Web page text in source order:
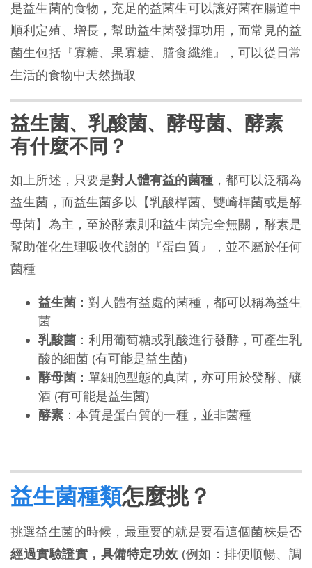
是益生菌的食物，充足的益菌生可以讓好菌在腸道中
順利定殖、增長，幫助益生菌發揮功用，而常見的益
菌生包括『寡糖、果寡糖、膳食纖維』，可以從日常
生活的食物中天然攝取
益生菌、乳酸菌、酵母菌、酵素
有什麼不同？
如上所述，只要是對人體有益的菌種，都可以泛稱為
益生菌，而益生菌多以【乳酸桿菌、雙崎桿菌或是酵
母菌】為主，至於酵素則和益生菌完全無關，酵素是
幫助催化生理吸收代謝的『蛋白質』，並不屬於任何
菌種
益生菌 ：對人體有益處的菌種，都可以稱為益生
菌
乳酸菌 ：利用葡萄糖或乳酸進行發酵，可產生乳
酸的細菌 (有可能是益生菌)
酵母菌 ：單細胞型態的真菌，亦可用於發酵、釀
酒 (有可能是益生菌)
酵素 ：本質是蛋白質的一種，並非菌種
益生菌種類怎麼挑？
挑選益生菌的時候，最重要的就是要看這個菌株是否
經過實驗證實，具備特定功效 (例如：排便順暢、調